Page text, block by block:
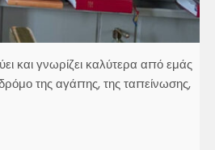
και γνωρίζει καλύτερα από εμάς
της αγάπης, της ταπείνωσης,